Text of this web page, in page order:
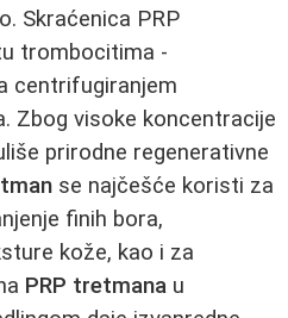
Skraćenica PRP
trombocitima -
centrifugiranjem
Zbog visoke koncentracije
prirodne regenerativne
se najčešće koristi za
finih bora,
kože, kao i za
PRP tretmana u